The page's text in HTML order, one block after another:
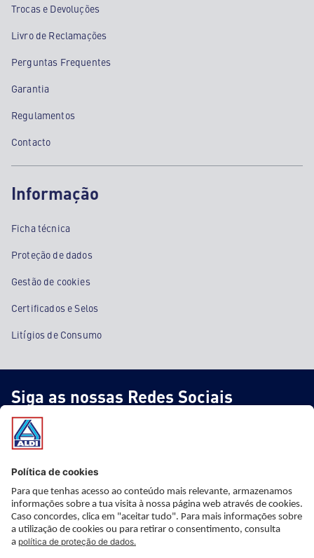
Trocas e Devoluções
Livro de Reclamações
Perguntas Frequentes
Garantia
Regulamentos
Contacto
Informação
Ficha técnica
Proteção de dados
Gestão de cookies
Certificados e Selos
Litígios de Consumo
Siga as nossas Redes Sociais
* Informação importante
* Este artigo não faz parte do nosso sortido fixo, está apenas
disponível nas nossas lojas ao preço e a partir da data indicada,
mas com stock limitado. Apesar de uma planificação cuidadosa,